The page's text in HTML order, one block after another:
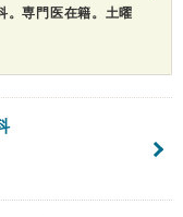
。専門医在籍。土曜